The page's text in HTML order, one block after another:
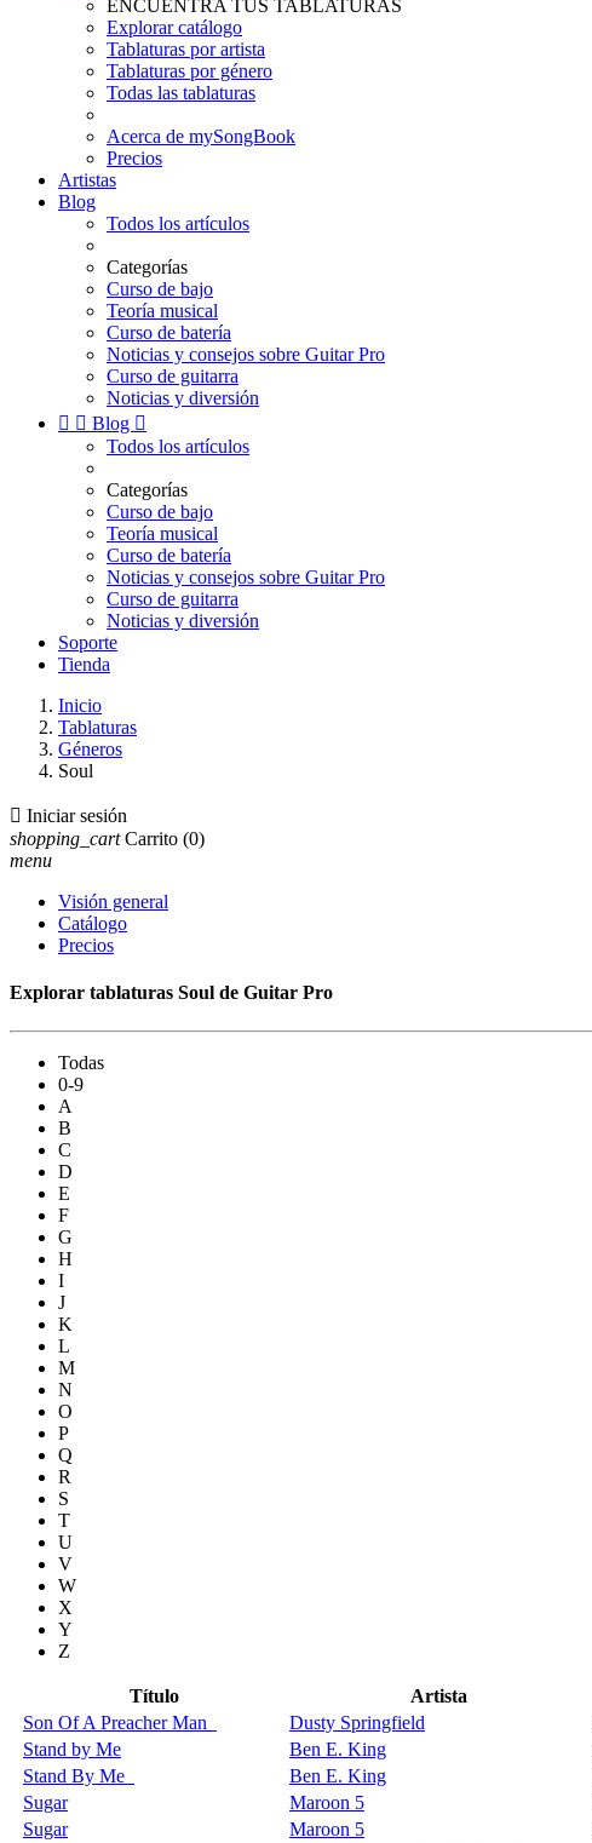
ENCUENTRA TUS TABLATURAS
Explorar catálogo
Tablaturas por artista
Tablaturas por género
Todas las tablaturas
Acerca de mySongBook
Precios
Artistas
Blog
Todos los artículos
Categorías
Curso de bajo
Teoría musical
Curso de batería
Noticias y consejos sobre Guitar Pro
Curso de guitarra
Noticias y diversión
  Blog 
Todos los artículos
Categorías
Curso de bajo
Teoría musical
Curso de batería
Noticias y consejos sobre Guitar Pro
Curso de guitarra
Noticias y diversión
Soporte
Tienda
Inicio
Tablaturas
Géneros
Soul
 Iniciar sesión
shopping_cart Carrito (0)
menu
Visión general
Catálogo
Precios
Explorar tablaturas Soul de Guitar Pro
Todas
0-9
A
B
C
D
E
F
G
H
I
J
K
L
M
N
O
P
Q
R
S
T
U
V
W
X
Y
Z
Título Artista
Son Of A Preacher Man
Dusty Springfield
Stand by Me
Ben E. King
Stand By Me
Ben E. King
Sugar
Maroon 5
Sugar
Maroon 5